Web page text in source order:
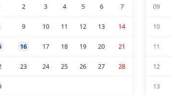
2 3 4 5 6 7
9 10 11 12 13 14
16 17 18 19 20 21
23 24 25 26 27 28
09
10
11
12
13